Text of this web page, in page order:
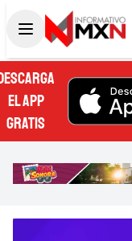
EL APP
GRATIS